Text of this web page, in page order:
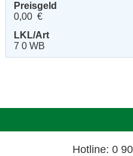
Preisgeld
0,00 €
LKL/Art
7 0 WB
Hotline: 0